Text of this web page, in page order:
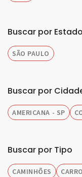
Buscar por Estado
SÃO PAULO
Buscar por
AMERICANA - SP
Buscar por Tipo
CAMINHÕES